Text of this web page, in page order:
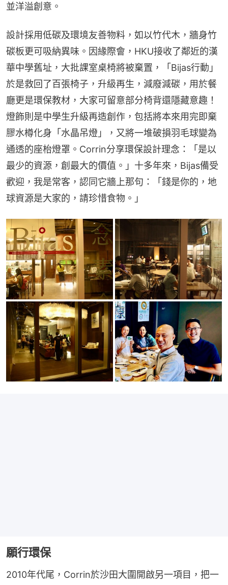
並洋溢創意。
設計採用低碳及環境友善物料，如以竹代木，牆身竹
碳板更可吸納異味。因緣際會，HKU接收了鄰近的漢
華中學舊址，大批課室桌椅將被棄置，「Bijas行動」
於是救回了百張椅子，升級再生，減廢減碳，用於餐
廳更是環保教材，大家可留意部分椅背還隱藏意趣！
燈飾則是中學生升級再造創作，包括將本來用完即棄
膠水樽化身「水晶吊燈」，又將一堆破損羽毛球變為
通透的座枱燈罩。Corrin分享環保設計理念：「是以
最少的資源，創最大的價值。」十多年來，Bijas備受
歡迎，我是常客，認同它牆上那句：「錢是你的，地
球資源是大家的，請珍惜食物。」
願行環保
2010年代尾，Corrin於沙田大圍開啟另一項目，把一